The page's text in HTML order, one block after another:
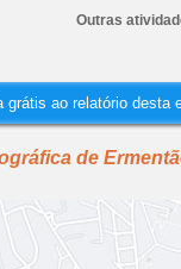
Outras
grátis ao relatório desta
de